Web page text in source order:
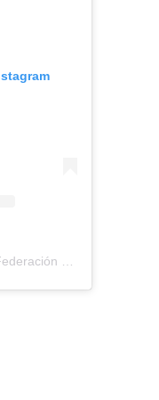
Una publicación compartida de Federación Montañismo Tenerife (@federacion_montanismo_tenerife)